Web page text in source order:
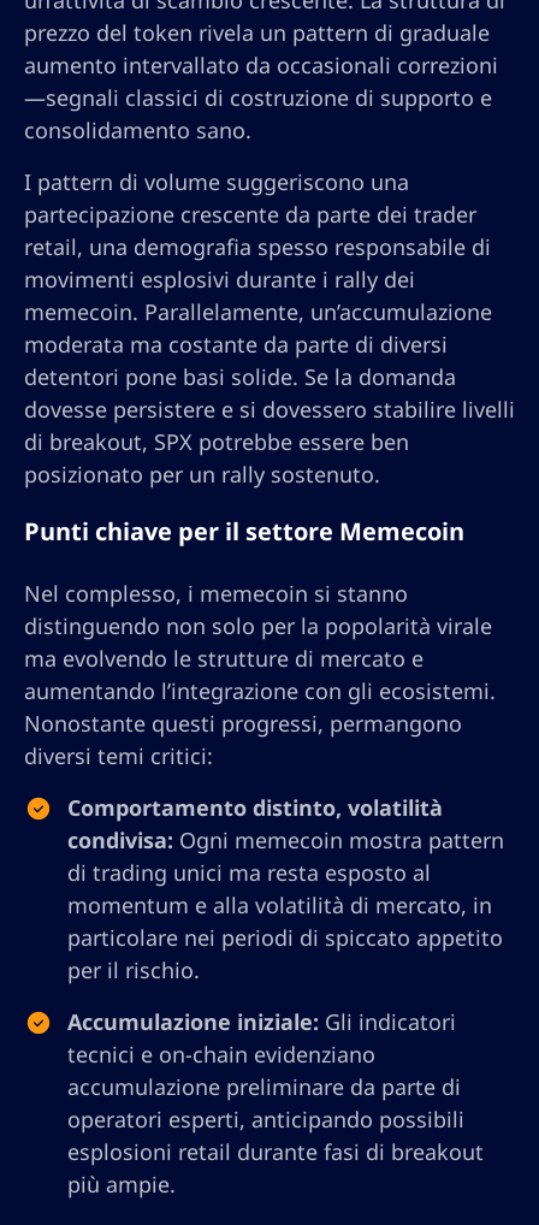
prezzo del token rivela un pattern di graduale
aumento intervallato da occasionali correzioni
—segnali classici di costruzione di supporto e
consolidamento sano.
I pattern di volume suggeriscono una
partecipazione crescente da parte dei trader
retail, una demografia spesso responsabile di
movimenti esplosivi durante i rally dei
memecoin. Parallelamente, un’accumulazione
moderata ma costante da parte di diversi
detentori pone basi solide. Se la domanda
dovesse persistere e si dovessero stabilire livelli
di breakout, SPX potrebbe essere ben
posizionato per un rally sostenuto.
Punti chiave per il settore Memecoin
Nel complesso, i memecoin si stanno
distinguendo non solo per la popolarità virale
ma evolvendo le strutture di mercato e
aumentando l’integrazione con gli ecosistemi.
Nonostante questi progressi, permangono
diversi temi critici:
Comportamento distinto, volatilità
condivisa: Ogni memecoin mostra pattern
di trading unici ma resta esposto al
momentum e alla volatilità di mercato, in
particolare nei periodi di spiccato appetito
per il rischio.
Accumulazione iniziale: Gli indicatori
tecnici e on-chain evidenziano
accumulazione preliminare da parte di
operatori esperti, anticipando possibili
esplosioni retail durante fasi di breakout
più ampie.